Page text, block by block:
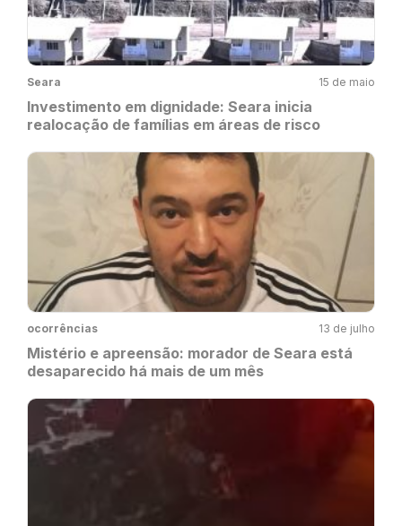
Seara 15 de maio
Investimento em dignidade: Seara inicia
realocação de famílias em áreas de risco
ocorrências 13 de julho
Mistério e apreensão: morador de Seara está
desaparecido há mais de um mês